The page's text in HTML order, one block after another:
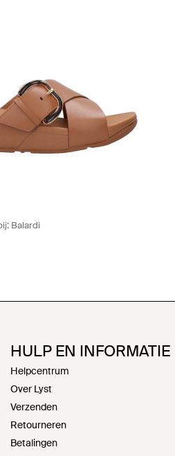
Balardi
HULP EN INFORMATIE
Helpcentrum
Over Lyst
Verzenden
Retourneren
Betalingen